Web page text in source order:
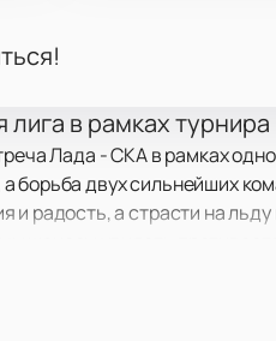
в рамках турнира
Лада - СКА в рамках
борьба двух сильнейших
и радость, а страсти на